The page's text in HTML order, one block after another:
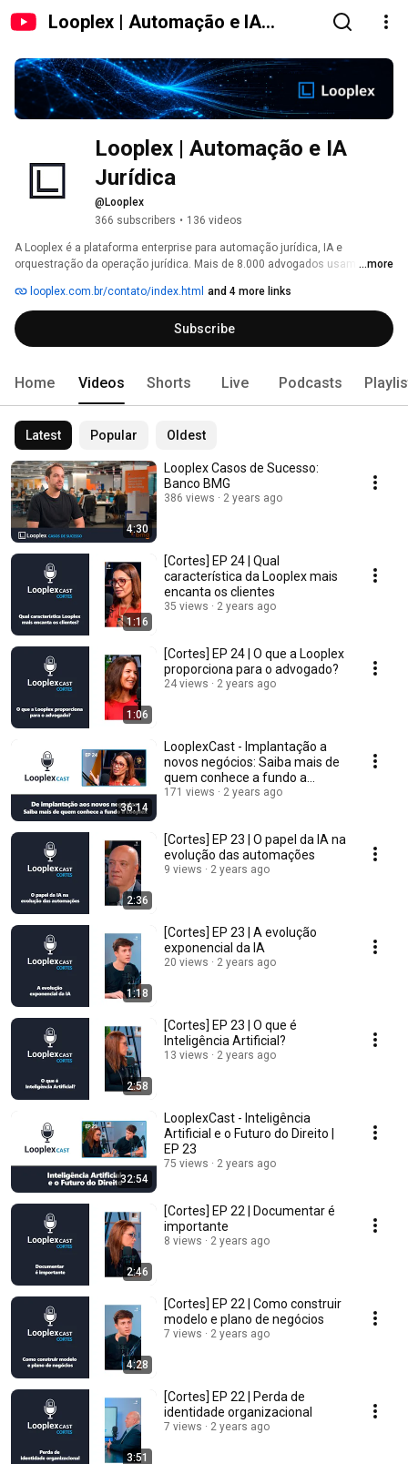
Looplex | Automação e IA
Looplex | Automação e IA
Jurídica
@Looplex
366 subscribers • 136 videos
A Looplex é a plataforma enterprise para automação jurídica, IA e
orquestração da operação jurídica. Mais de 8.000 advogados usam a ...more
looplex.com.br/contato/index.html and 4 more links
Subscribe
Home Videos Shorts Live Podcasts
Latest Popular Oldest
4:30
Looplex Casos de Sucesso:
Banco BMG
386 views 2 years ago
1:16
[Cortes] EP 24 | Qual
característica da Looplex mais
encanta os clientes
35 views 2 years ago
1:06
[Cortes] EP 24 | O que a Looplex
proporciona para o advogado?
24 views 2 years ago
36:14
LooplexCast - Implantação a
novos negócios: Saiba mais de
quem conhece a fundo a
Looplex | EP 24
171 views 2 years ago
2:36
[Cortes] EP 23 | O papel da IA na
evolução das automações
9 views 2 years ago
1:18
[Cortes] EP 23 | A evolução
exponencial da IA
20 views 2 years ago
2:58
[Cortes] EP 23 | O que é
Inteligência Artificial?
13 views 2 years ago
32:54
LooplexCast - Inteligência
Artificial e o Futuro do Direito |
EP 23
75 views 2 years ago
2:46
[Cortes] EP 22 | Documentar é
importante
8 views 2 years ago
4:28
[Cortes] EP 22 | Como construir
modelo e plano de negócios
7 views 2 years ago
3:51
[Cortes] EP 22 | Perda de
identidade organizacional
7 views 2 years ago